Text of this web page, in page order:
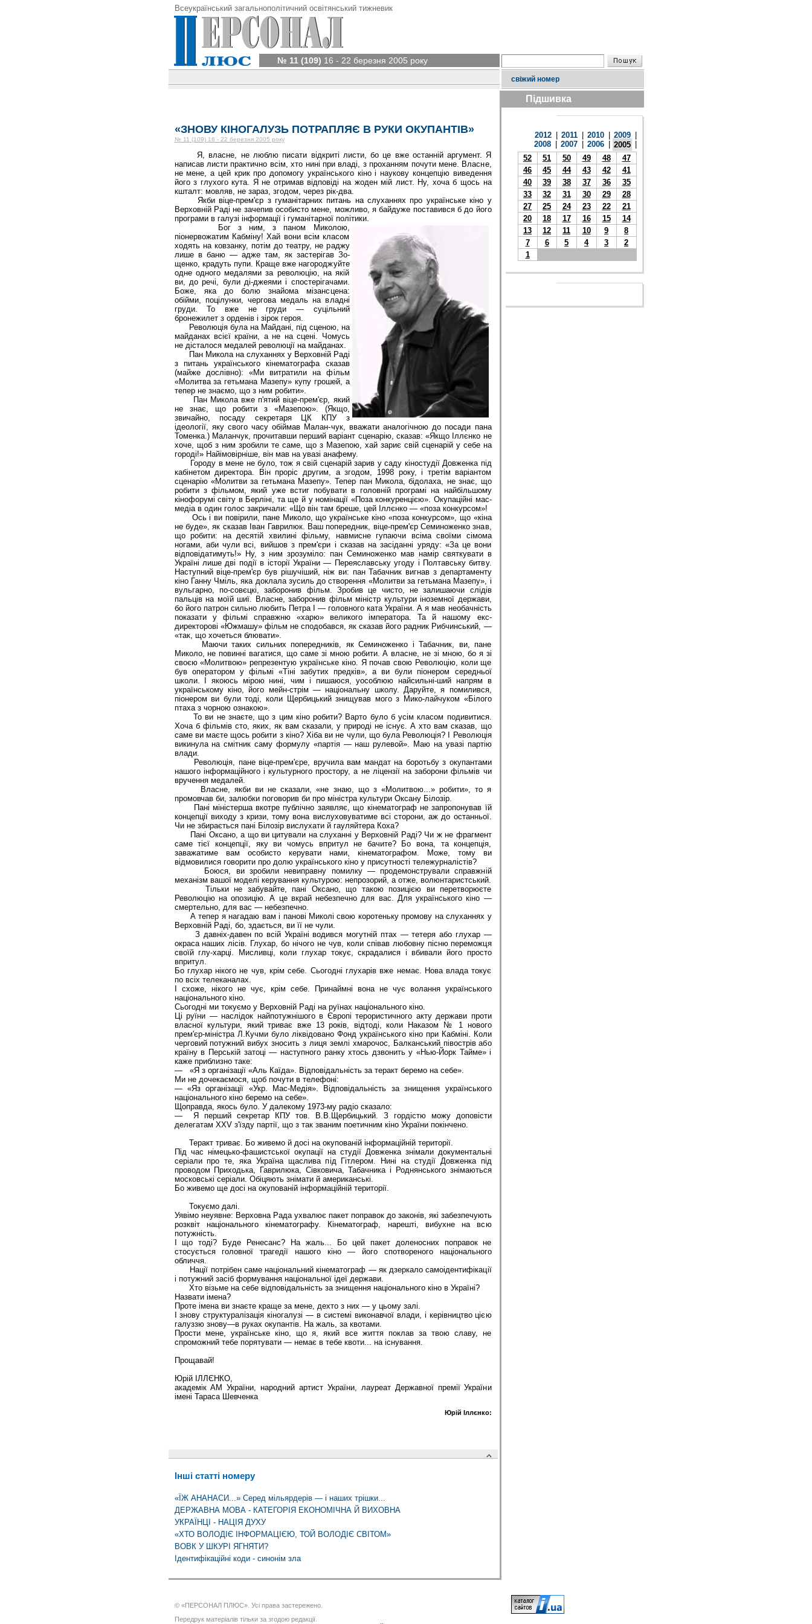
Всеукраїнський загальнополітичний освітянський тижневик
№ 11 (109) 16 - 22 березня 2005 року
свіжий номер
«ЗНОВУ КІНОГАЛУЗЬ ПОТРАПЛЯЄ В РУКИ ОКУПАНТІВ»
№ 11 (109) 16 - 22 березня 2005 року
Я, власне, не люблю писати відкриті листи, бо це вже останній аргумент. Я
написав листи практично всім, хто нині при владі, з проханням почути мене. Власне,
не мене, а цей крик про допомогу українського кіно і наукову концепцію виведення
його з глухого кута. Я не отримав відповіді на жоден мій лист. Ну, хоча б щось на
кшталт: мовляв, не зараз, згодом, через рік-два.
Якби віце-прем'єр з гуманітарних питань на слуханнях про українське кіно у
Верховній Раді не зачепив особисто мене, можливо, я байдуже поставився б до його
програми в галузі інформації і гуманітарної політики.
Бог з ним, з паном Миколою,
піонервожатим Кабміну! Хай вони всім класом
ходять на ковзанку, потім до театру, не раджу
лише в баню — адже там, як застерігав Зо-
щенко, крадуть пупи. Краще вже нагороджуйте
одне одного медалями за революцію, на якій
ви, до речі, були ді-джеями і спостерігачами.
Боже, яка до болю знайома мізансцена:
обійми, поцілунки, чергова медаль на владні
груди. То вже не груди — суцільний
бронежилет з орденів і зірок героя.
Революція була на Майдані, під сценою, на
майданах всієї країни, а не на сцені. Чомусь
не дісталося медалей революції на майданах.
Пан Микола на слуханнях у Верховній Раді
з питань українського кінематографа сказав
(майже дослівно): «Ми витратили на фільм
«Молитва за гетьмана Мазепу» купу грошей, а
тепер не знаємо, що з ним робити».
Пан Микола вже п'ятий віце-прем'єр, який
не знає, що робити з «Мазепою». (Якщо,
звичайно, посаду секретаря ЦК КПУ з
ідеології, яку свого часу обіймав Малан-чук, вважати аналогічною до посади пана
Томенка.) Маланчук, прочитавши перший варіант сценарію, сказав: «Якщо Іллєнко не
хоче, щоб з ним зробили те саме, що з Мазепою, хай зариє свій сценарій у себе на
городі!» Найімовірніше, він мав на увазі анафему.
Городу в мене не було, тож я свій сценарій зарив у саду кіностудії Довженка під
кабінетом директора. Він проріс другим, а згодом, 1998 року, і третім варіантом
сценарію «Молитви за гетьмана Мазепу». Тепер пан Микола, бідолаха, не знає, що
робити з фільмом, який уже встиг побувати в головній програмі на найбільшому
кінофорумі світу в Берліні, та ще й у номінації «Поза конкуренцією». Окупаційні мас-
медіа в один голос закричали: «Що він там бреше, цей Іллєнко — «поза конкурсом»!
Ось і ви повірили, пане Миколо, що українське кіно «поза конкурсом», що «кіна
не буде», як сказав Іван Гаврилюк. Ваш попередник, віце-прем'єр Семиноженко знав,
що робити: на десятій хвилині фільму, навмисне гупаючи всіма своїми сімома
ногами, аби чули всі, вийшов з прем'єри і сказав на засіданні уряду: «За це вони
відповідатимуть!» Ну, з ним зрозуміло: пан Семиноженко мав намір святкувати в
Україні лише дві події в історії України — Переяславську угоду і Полтавську битву.
Наступний віце-прем'єр був рішучіший, ніж ви: пан Табачник вигнав з департаменту
кіно Ганну Чміль, яка доклала зусиль до створення «Молитви за гетьмана Мазепу», і
вульгарно, по-совєцкі, заборонив фільм. Зробив це чисто, не залишаючи слідів
пальців на моїй шиї. Власне, заборонив фільм міністр культури іноземної держави,
бо його патрон сильно любить Петра І — головного ката України. А я мав необачність
показати у фільмі справжню «харю» великого імператора. Та й нашому екс-
директорові «Южмашу» фільм не сподобався, як сказав його радник Рибчинський, —
«так, що хочеться блювати».
Маючи таких сильних попередників, як Семиноженко і Табачник, ви, пане
Миколо, не повинні вагатися, що саме зі мною робити. А власне, не зі мною, бо я зі
своєю «Молитвою» репрезентую українське кіно. Я почав свою Революцію, коли ще
був оператором у фільмі «Тіні забутих предків», а ви були піонером середньої
школи. І якоюсь мірою нині, чим і пишаюся, уособлюю найсильні-ший напрям в
українському кіно, його мейн-стрім — національну школу. Даруйте, я помилився,
піонером ви були тоді, коли Щербицький знищував мого з Мико-лайчуком «Білого
птаха з чорною ознакою».
То ви не знаєте, що з цим кіно робити? Варто було б усім класом подивитися.
Хоча б фільмів сто, яких, як вам сказали, у природі не існує. А хто вам сказав, що
саме ви маєте щось робити з кіно? Хіба ви не чули, що була Революція? І Революція
викинула на смітник саму формулу «партія — наш рулевой». Маю на увазі партію
влади.
Революція, пане віце-прем'єре, вручила вам мандат на боротьбу з окупантами
нашого інформаційного і культурного простору, а не ліцензії на заборони фільмів чи
вручення медалей.
Власне, якби ви не сказали, «не знаю, що з «Молитвою...» робити», то я
промовчав би, залюбки поговорив би про міністра культури Оксану Білозір.
Пані міністерша вкотре публічно заявляє, що кінематограф не запропонував їй
концепції виходу з кризи, тому вона вислуховуватиме всі сторони, аж до останньої.
Чи не збирається пані Білозір вислухати й гауляйтера Коха?
Пані Оксано, а що ви цитували на слуханні у Верховній Раді? Чи ж не фрагмент
саме тієї концепції, яку ви чомусь впритул не бачите? Бо вона, та концепція,
заважатиме вам особисто керувати нами, кінематографом. Може, тому ви
відмовилися говорити про долю українського кіно у присутності тележурналістів?
Боюся, ви зробили невиправну помилку — продемонстрували справжній
механізм вашої моделі керування культурою: непрозорий, а отже, волюнтаристський.
Тільки не забувайте, пані Оксано, що такою позицією ви перетворюєте
Революцію на опозицію. А це вкрай небезпечно для вас. Для українського кіно —
смертельно, для вас — небезпечно.
А тепер я нагадаю вам і панові Миколі свою коротеньку промову на слуханнях у
Верховній Раді, бо, здається, ви її не чули.
З давніх-давен по всій Україні водився могутній птах — тетеря або глухар —
окраса наших лісів. Глухар, бо нічого не чув, коли співав любовну пісню переможця
своїй глу-харці. Мисливці, коли глухар токує, скрадалися і вбивали його просто
впритул.
Бо глухар нікого не чув, крім себе. Сьогодні глухарів вже немає. Нова влада токує
по всіх телеканалах.
І схоже, нікого не чує, крім себе. Принаймні вона не чує волання українського
національного кіно.
Сьогодні ми токуємо у Верховній Раді на руїнах національного кіно.
Ці руїни — наслідок найпотужнішого в Європі терористичного акту держави проти
власної культури, який триває вже 13 років, відтоді, коли Наказом № 1 нового
прем'єр-міністра Л.Кучми було ліквідовано Фонд українського кіно при Кабміні. Коли
черговий потужний вибух зносить з лиця землі хмарочос, Балканський півострів або
країну в Перській затоці — наступного ранку хтось дзвонить у «Нью-Йорк Тайме» і
каже приблизно таке:
— «Я з організації «Аль Каїда». Відповідальність за теракт беремо на себе».
Ми не дочекаємося, щоб почути в телефоні:
— «Яз організації «Укр. Мас-Медія». Відповідальність за знищення українського
національного кіно беремо на себе».
Щоправда, якось було. У далекому 1973-му радіо сказало:
— Я перший секретар КПУ тов. В.В.Щербицький. З гордістю можу доповісти
делегатам XXV з'їзду партії, що з так званим поетичним кіно України покінчено.
Теракт триває. Бо живемо й досі на окупованій інформаційній території.
Під час німецько-фашистської окупації на студії Довженка знімали документальні
серіали про те, яка Україна щаслива під Гітлером. Нині на студії Довженка під
проводом Приходька, Гаврилюка, Сівковича, Табачника і Роднянського знімаються
московські серіали. Обіцяють знімати й американські.
Бо живемо ще досі на окупованій інформаційній території.
Токуємо далі.
Уявімо неуявне: Верховна Рада ухвалює пакет поправок до законів, які забезпечують
розквіт національного кінематографу. Кінематограф, нарешті, вибухне на всю
потужність.
І що тоді? Буде Ренесанс? На жаль... Бо цей пакет доленосних поправок не
стосується головної трагедії нашого кіно — його спотвореного національного
обличчя.
Нації потрібен саме національний кінематограф — як дзеркало самоідентифікації
і потужний засіб формування національної ідеї держави.
Хто візьме на себе відповідальність за знищення національного кіно в Україні?
Назвати імена?
Проте імена ви знаєте краще за мене, дехто з них — у цьому залі.
І знову структуралізація кіногалузі — в системі виконавчої влади, і керівництво цією
галуззю знову—в руках окупантів. На жаль, за квотами.
Прости мене, українське кіно, що я, який все життя поклав за твою славу, не
спроможний тебе порятувати — немає в тебе квоти... на існування.
Прощавай!
Юрій ІЛЛЄНКО,
академік AM України, народний артист України, лауреат Державної премії України
імені Тараса Шевченка
Юрій Іллєнко:
Інші статті номеру
«ЇЖ АНАНАСИ...» Серед мільярдерів — і наших трішки...
ДЕРЖАВНА МОВА - КАТЕГОРІЯ ЕКОНОМІЧНА Й ВИХОВНА
УКРАЇНЦІ - НАЦІЯ ДУХУ
«ХТО ВОЛОДІЄ ІНФОРМАЦІЄЮ, ТОЙ ВОЛОДІЄ СВІТОМ»
ВОВК У ШКУРІ ЯГНЯТИ?
Ідентифікаційні коди - синонім зла
Підшивка
2012 2011 2010 2009
2008
2007 2006 2005
52
51 50 49 48
47
46
45 44 43 42
41
40
39 38 37 36
35
33
32 31 30 29
28
27
25 24 23 22
21
20
18 17 16 15
14
13
12 11 10 9
8
7
6 5 4 3
2
1
© «ПЕРСОНАЛ ПЛЮС». Усі права застережено.
Передрук матеріалів тільки за згодою редакції.